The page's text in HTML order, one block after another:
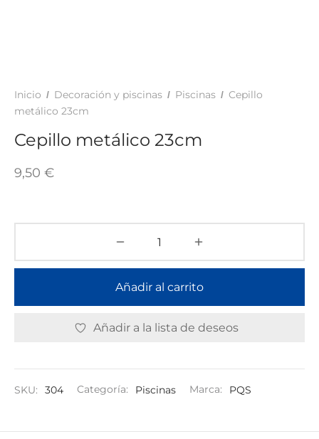
Inicio / Decoración y piscinas / Piscinas / Cepillo
metálico 23cm
Cepillo metálico 23cm
9,50 €
Añadir al carrito
Añadir a la lista de deseos
SKU: 304 Categoría: Piscinas Marca: PQS